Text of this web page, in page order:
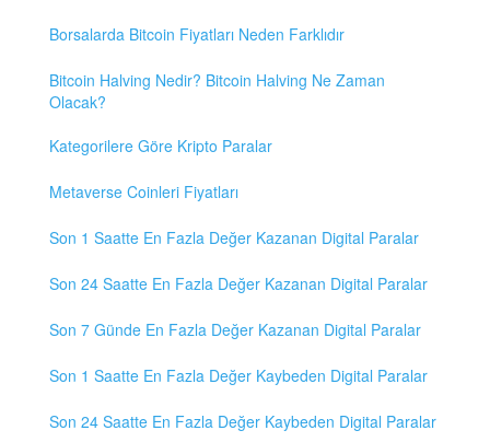
Borsalarda Bitcoin Fiyatları Neden Farklıdır
Bitcoin Halving Nedir? Bitcoin Halving Ne Zaman
Olacak?
Kategorilere Göre Kripto Paralar
Metaverse Coinleri Fiyatları
Son 1 Saatte En Fazla Değer Kazanan Digital Paralar
Son 24 Saatte En Fazla Değer Kazanan Digital Paralar
Son 7 Günde En Fazla Değer Kazanan Digital Paralar
Son 1 Saatte En Fazla Değer Kaybeden Digital Paralar
Son 24 Saatte En Fazla Değer Kaybeden Digital Paralar